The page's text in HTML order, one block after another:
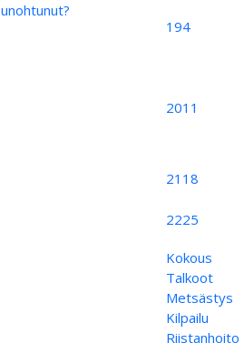
unohtunut?
194
2011
21 18
2225
Kokous
Talkoot
Metsästys
Kilpailu
Riistanhoito